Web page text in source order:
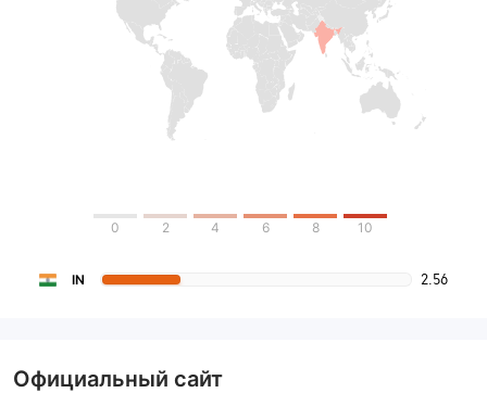
0 2 4 6 8 10
IN 2.56
Официальный сайт